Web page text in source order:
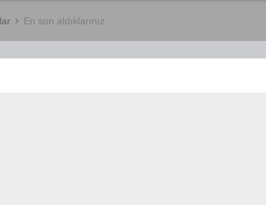
En son aldıklarınız